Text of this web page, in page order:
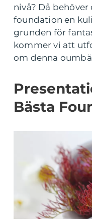
nivå? Då
foundation en
grunden för
kommer vi att
om denna
Bästa